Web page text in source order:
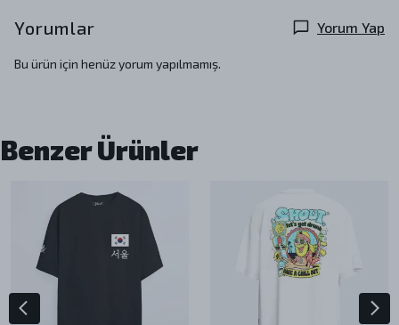
Yorumlar Yorum Yap
Bu ürün için henüz yorum yapılmamış.
Benzer Ürünler